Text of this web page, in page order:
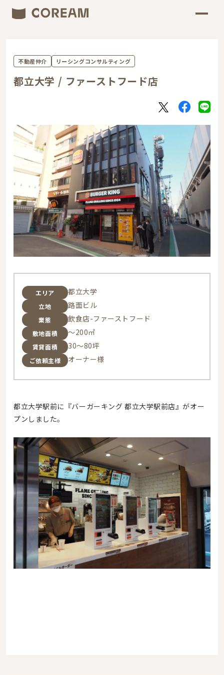
不動産仲介 リーシングコンサルティング
都立大学 / ファーストフード店
エリア 都立大学
立地 路面ビル
業態 飲食店-ファーストフード
敷地面積 ～200㎡
賃貸面積 30～80坪
ご依頼主様 オーナー様
都立大学駅前に『バーガーキング 都立大学駅前店』がオー
プンしました。